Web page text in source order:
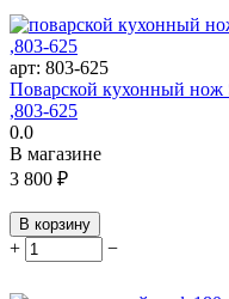
арт: 803-625
Поварской кухонный нож
,803-625
0.0
В магазине
3 800 ₽
В корзину
+ −